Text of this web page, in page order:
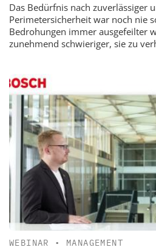
Das Bedürfnis nach zuverlässiger
Perimetersicherheit war noch nie
Bedrohungen immer ausgefeilter
zunehmend schwieriger, sie zu
WEBINAR • MANAGEMENT